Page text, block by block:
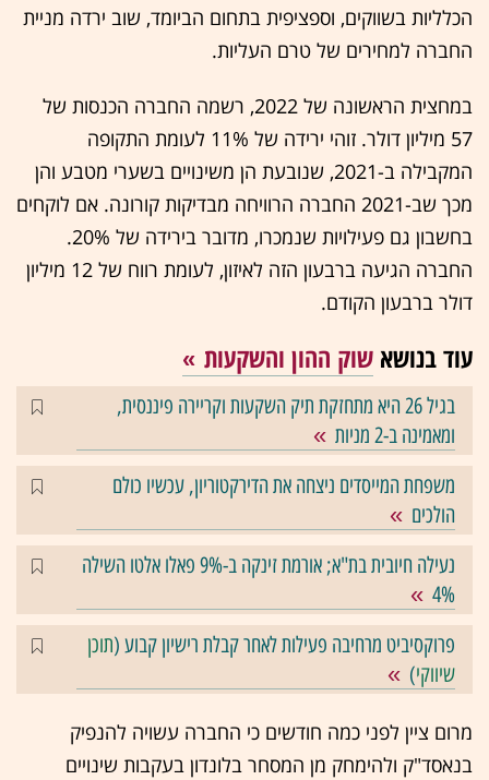
הכלליות בשווקים, וספציפית בתחום הביומד, שוב ירדה מניית
החברה למחירים של טרם העליות.
במחצית הראשונה של 2022, רשמה החברה הכנסות של
57 מיליון דולר. זוהי ירידה של 11% לעומת התקופה
המקבילה ב-2021, שנובעת הן משינויים בשערי מטבע והן
מכך שב-2021 החברה הרוויחה מבדיקות קורונה. אם לוקחים
בחשבון גם פעילויות שנמכרו, מדובר בירידה של 20%.
החברה הגיעה ברבעון הזה לאיזון, לעומת רווח של 12 מיליון
דולר ברבעון הקודם.
עוד בנושא שוק ההון והשקעות
בגיל 26 היא מתחזקת תיק השקעות וקריירה פיננסית,
ומאמינה ב-2 מניות
משפחת המייסדים ניצחה את הדירקטוריון, עכשיו כולם
הולכים
נעילה חיובית בת"א; אורמת זינקה ב-9% פאלו אלטו השילה
4%
פרוקסיביט מרחיבה פעילות לאחר קבלת רישיון קבוע (תוכן
שיווקי)
מרום ציין לפני כמה חודשים כי החברה עשויה להנפיק
בנאסד"ק ולהימחק מן המסחר בלונדון בעקבות שינויים